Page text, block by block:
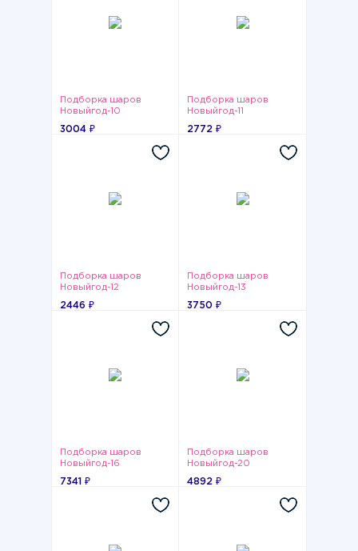
Подборка шаров
Новыйгод-10
3004 ₽
Подборка шаров
Новыйгод-11
2772 ₽
Подборка шаров
Новыйгод-12
2446 ₽
Подборка шаров
Новыйгод-13
3750 ₽
Подборка шаров
Новыйгод-16
7341 ₽
Подборка шаров
Новыйгод-20
4892 ₽